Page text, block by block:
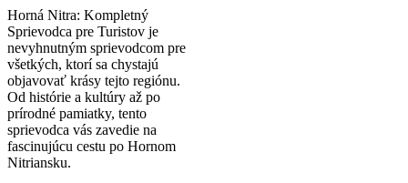
Horná Nitra: Kompletný
Sprievodca pre Turistov je
nevyhnutným sprievodcom pre
všetkých, ktorí sa chystajú
objavovať krásy tejto regiónu.
Od histórie a kultúry až po
prírodné pamiatky, tento
sprievodca vás zavedie na
fascinujúcu cestu po Hornom
Nitriansku.